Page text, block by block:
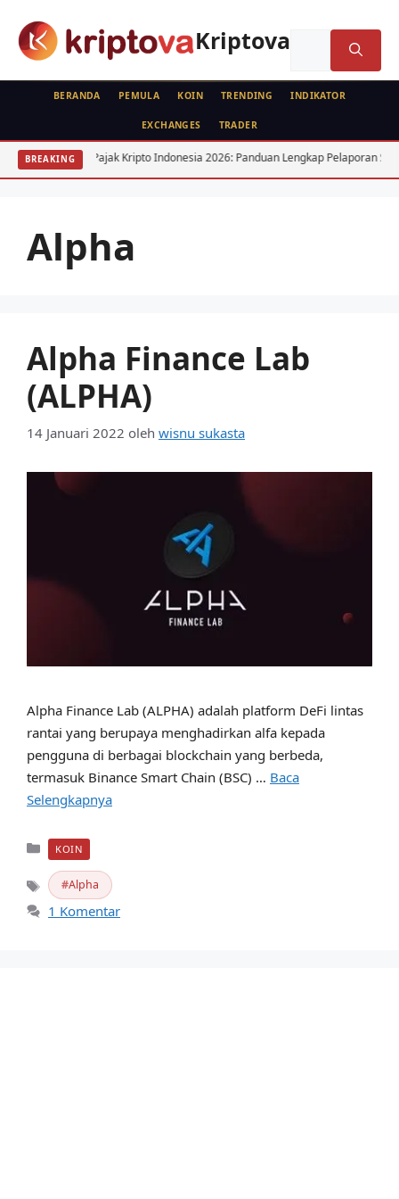
Kriptova
BERANDA PEMULA KOIN TRENDING INDIKATOR
EXCHANGES TRADER
BREAKINGPajak Kripto Indonesia 2026: Panduan Lengkap Pelaporan SPT
Alpha
Alpha Finance Lab
(ALPHA)
14 Januari 2022 oleh wisnu sukasta
Alpha Finance Lab (ALPHA) adalah platform DeFi lintas
rantai yang berupaya menghadirkan alfa kepada
pengguna di berbagai blockchain yang berbeda,
termasuk Binance Smart Chain (BSC) … Baca
Selengkapnya
Kategori
KOIN
Tag Alpha
1 Komentar